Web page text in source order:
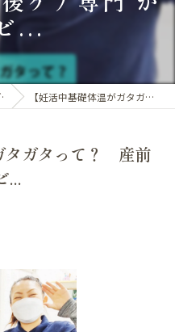
...
【妊活中基礎体温がガタガタって？ 産前産後ケア専門 かおりビ...
タガタって？ 産前
...